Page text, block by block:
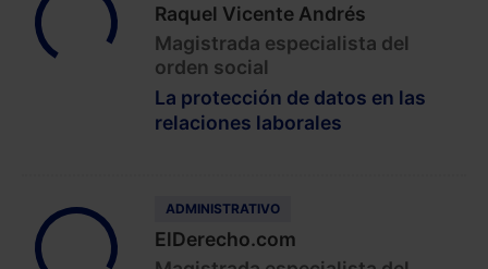
Raquel Vicente Andrés
Magistrada especialista del
orden social
La protección de datos en las
relaciones laborales
ADMINISTRATIVO
ElDerecho.com